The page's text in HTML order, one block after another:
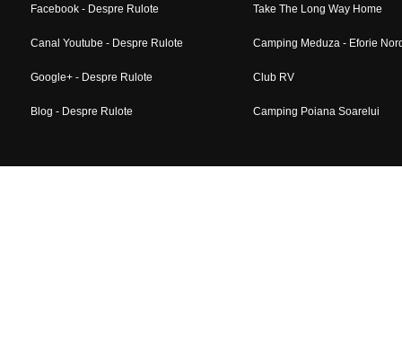
Facebook - Despre Rulote
Canal Youtube - Despre Rulote
Google+ - Despre Rulote
Blog - Despre Rulote
Take The Long Way Home
Camping Meduza - Eforie
Club RV
Camping Poiana Soarelui